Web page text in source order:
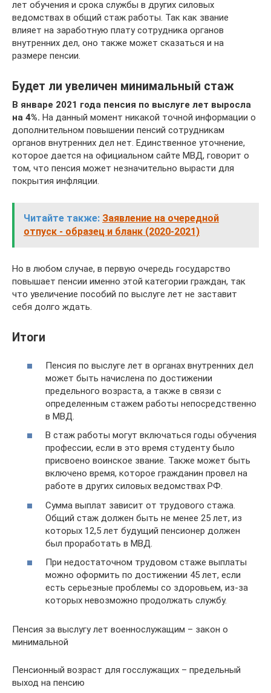
лет обучения и срока службы в других силовых
ведомствах в общий стаж работы. Так как звание
влияет на заработную плату сотрудника органов
внутренних дел, оно также может сказаться и на
размере пенсии.
Будет ли увеличен минимальный стаж
В январе 2021 года пенсия по выслуге лет выросла
на 4%. На данный момент никакой точной информации о
дополнительном повышении пенсий сотрудникам
органов внутренних дел нет. Единственное уточнение,
которое дается на официальном сайте МВД, говорит о
том, что пенсия может незначительно вырасти для
покрытия инфляции.
Читайте также: Заявление на очередной
отпуск - образец и бланк (2020-2021)
Но в любом случае, в первую очередь государство
повышает пенсии именно этой категории граждан, так
что увеличение пособий по выслуге лет не заставит
себя долго ждать.
Итоги
Пенсия по выслуге лет в органах внутренних дел
может быть начислена по достижении
предельного возраста, а также в связи с
определенным стажем работы непосредственно
в МВД.
В стаж работы могут включаться годы обучения
профессии, если в это время студенту было
присвоено воинское звание. Также может быть
включено время, которое гражданин провел на
работе в других силовых ведомствах РФ.
Сумма выплат зависит от трудового стажа.
Общий стаж должен быть не менее 25 лет, из
которых 12,5 лет будущий пенсионер должен
был проработать в МВД.
При недостаточном трудовом стаже выплаты
можно оформить по достижении 45 лет, если
есть серьезные проблемы со здоровьем, из-за
которых невозможно продолжать службу.
Пенсия за выслугу лет военнослужащим – закон о
минимальной
Пенсионный возраст для госслужащих – предельный
выход на пенсию